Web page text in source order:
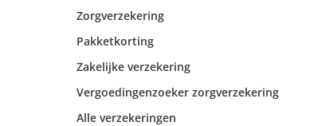
Zorgverzekering
Pakketkorting
Zakelijke verzekering
Vergoedingenzoeker zorgverzekering
Alle verzekeringen